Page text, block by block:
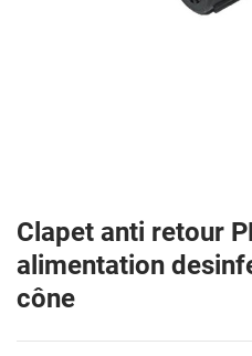
Clapet anti retour
alimentation
cône